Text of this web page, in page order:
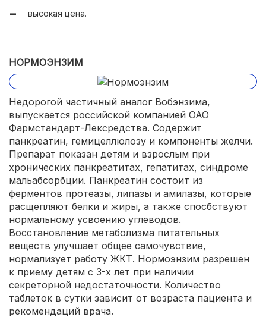
высокая цена.
НОРМОЭНЗИМ
Недорогой частичный аналог Вобэнзима,
выпускается российской компанией ОАО
Фармстандарт-Лексредства. Содержит
панкреатин, гемицеллюлозу и компоненты желчи.
Препарат показан детям и взрослым при
хронических панкреатитах, гепатитах, синдроме
мальабсорбции. Панкреатин состоит из
ферментов протеазы, липазы и амилазы, которые
расщепляют белки и жиры, а также спосбствуют
нормальному усвоению углеводов.
Восстановление метаболизма питательных
веществ улучшает общее самочувствие,
нормализует работу ЖКТ. Нормоэнзим разрешен
к приему детям с 3-х лет при наличии
секреторной недостаточности. Количество
таблеток в сутки зависит от возраста пациента и
рекомендаций врача.